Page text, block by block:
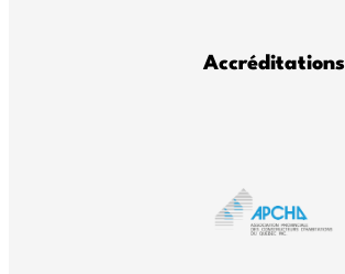
Accréditations